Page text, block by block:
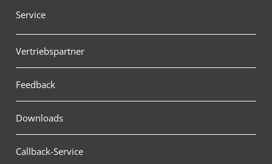
Service
Vertriebspartner
Feedback
Downloads
Callback-Service